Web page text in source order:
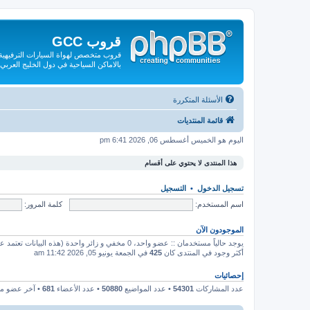
قروب GCC
قروب متخصص لهواة السيارات الترفيهية
بالاماكن السياحية في دول الخليج العربي
الأسئلة المتكررة
قائمة المنتديات
اليوم هو الخميس أغسطس 06, 2026 6:41 pm
هذا المنتدى لا يحتوي على أقسام
تسجيل الدخول • التسجيل
اسم المستخدم:
كلمة المرور:
الموجودون الآن
يوجد حالياً مستخدمان :: عضو واحد، 0 مخفي و زائر واحدة (هذه البيانات تعتمد على الأعضاء النشطين خلال الـ 5 دقائق الماضية)
أكثر وجود في المنتدى كان 425 في الجمعة يونيو 05, 2026 11:42 am
إحصائيات
عدد المشاركات 54301 • عدد المواضيع 50880 • عدد الأعضاء 681 • آخر عضو